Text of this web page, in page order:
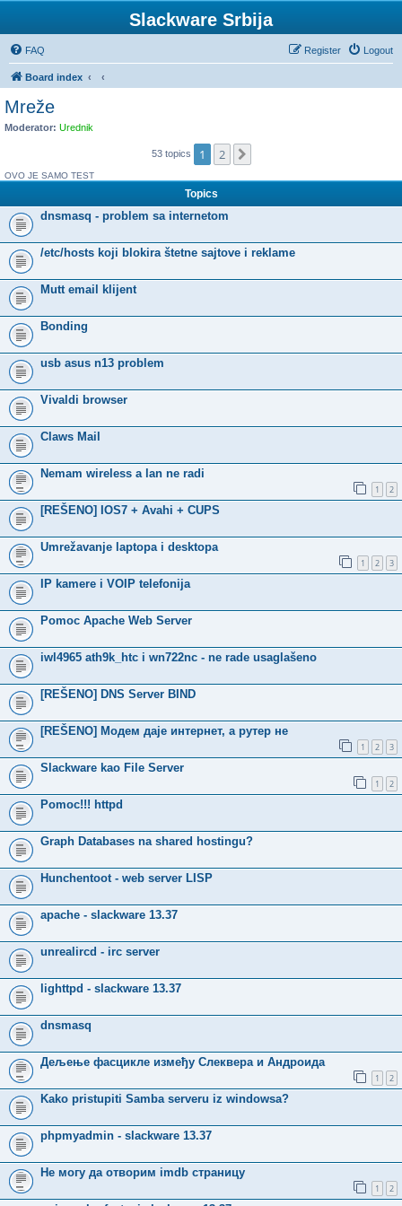
Slackware Srbija
FAQ Logout
Register
Board index
Mreže
Moderator: Urednik
53 topics 1 2
OVO JE SAMO TEST
Topics
dnsmasq - problem sa internetom
/etc/hosts koji blokira štetne sajtove i reklame
Mutt email klijent
Bonding
usb asus n13 problem
Vivaldi browser
Claws Mail
Nemam wireless a lan ne radi
1 2
[REŠENO] IOS7 + Avahi + CUPS
Umrežavanje laptopa i desktopa
1 2 3
IP kamere i VOIP telefonija
Pomoc Apache Web Server
iwl4965 ath9k_htc i wn722nc - ne rade usaglašeno
[REŠENO] DNS Server BIND
[REŠENO] Модем даје интернет, а рутер не
1 2 3
Slackware kao File Server
1 2
Pomoc!!! httpd
Graph Databases na shared hostingu?
Hunchentoot - web server LISP
apache - slackware 13.37
unrealircd - irc server
lighttpd - slackware 13.37
dnsmasq
Дељење фасцикле између Слеквера и Андроида
1 2
Kako pristupiti Samba serveru iz windowsa?
phpmyadmin - slackware 13.37
Не могу да отворим imdb страницу
1 2